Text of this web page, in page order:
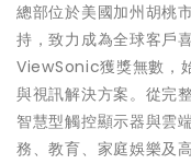
總部位於美國加州胡桃
持，致力成為全球客戶
ViewSonic獲獎無數，
與視訊解決方案。從完
智慧型觸控顯示器與雲
務、教育、家庭娛樂及